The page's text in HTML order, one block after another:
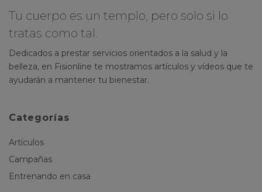
Tu cuerpo es un templo, pero solo si lo
tratas como tal.
Dedicados a prestar servicios orientados a la salud y la
belleza, en Fisionline te mostramos artículos y vídeos que te
ayudarán a mantener tu bienestar.
Categorías
Artículos
Campañas
Entrenando en casa